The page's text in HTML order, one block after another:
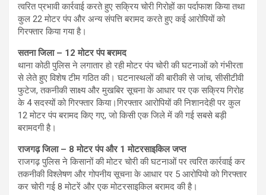
त्वरित प्रभावी कार्रवाई करते हुए सक्रिय चोरी गिरोहों का पर्दाफाश किया तथा
कुल 22 मोटर पंप और अन्य संपत्ति बरामद करते हुए कई आरोपियों को
गिरफ्तार किया गया है।
सतना जिला – 12 मोटर पंप बरामद
थाना कोठी पुलिस ने लगातार हो रही मोटर पंप चोरी की घटनाओं को गंभीरता
से लेते हुए विशेष टीम गठित की। घटनास्थलों की बारीकी से जांच, सीसीटीवी
फुटेज, तकनीकी साक्ष्य और मुखबिर सूचना के आधार पर एक सक्रिय गिरोह
के 4 सदस्यों को गिरफ्तार किया।गिरफ्तार आरोपियों की निशानदेही पर कुल
12 मोटर पंप बरामद किए गए, जो किसी एक जिले में की गई सबसे बड़ी
बरामदगी है।
राजगढ़ जिला – 8 मोटर पंप और 1 मोटरसाइकिल जप्त
राजगढ़ पुलिस ने किसानों की मोटर चोरी की घटनाओं पर त्वरित कार्रवाई कर
तकनीकी विश्लेषण और गोपनीय सूचना के आधार पर 5 आरोपियो को गिरफ्तार
कर चोरी गई 8 मोटरें और एक मोटरसाइकिल बरामद की है।